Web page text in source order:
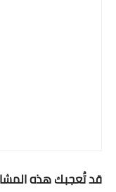
قد تُعجبك هذه